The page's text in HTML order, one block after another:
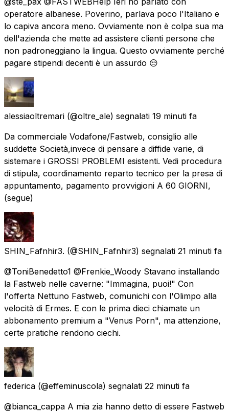
operatore albanese. Poverino, parlava poco l'Italiano e
lo capiva ancora meno. Ovviamente non è colpa sua ma
dell'azienda che mette ad assistere clienti persone che
non padroneggiano la lingua. Questo ovviamente perché
pagare stipendi decenti è un assurdo 😒
alessiaoltremari (@oltre_ale) segnalati 19 minuti fa
Da commerciale Vodafone/Fastweb, consiglio alle
suddette Società,invece di pensare a diffide varie, di
sistemare i GROSSI PROBLEMI esistenti. Vedi procedura
di stipula, coordinamento reparto tecnico per la presa di
appuntamento, pagamento provvigioni A 60 GIORNI,
(segue)
SHIN_Fafnhir3. (@SHIN_Fafnhir3) segnalati 21 minuti fa
@ToniBenedetto1 @Frenkie_Woody Stavano installando
la Fastweb nelle caverne: "Immagina, puoi!" Con
l'offerta Nettuno Fastweb, comunichi con l'Olimpo alla
velocità di Ermes. E con le prima dieci chiamate un
abbonamento premium a "Venus Porn", ma attenzione,
certe pratiche rendono ciechi.
federica (@effeminuscola) segnalati 22 minuti fa
@bianca_cappa A mia zia hanno detto di essere Fastweb